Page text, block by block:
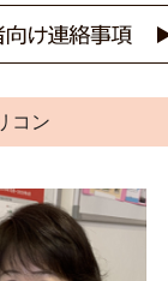
コン